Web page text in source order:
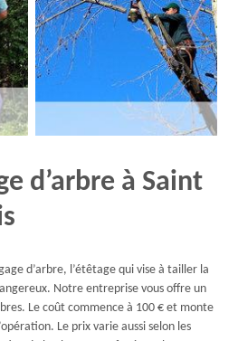
d’arbre à Saint
d’arbre, l’étêtage qui vise à tailler la
Notre entreprise vous offre un
Le coût commence à 100 € et monte
Le prix varie aussi selon les